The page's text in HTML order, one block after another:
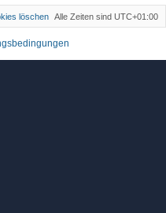
Alle Zeiten sind UTC+01:00
löschen